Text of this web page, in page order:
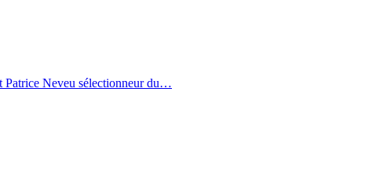
Neveu sélectionneur du…